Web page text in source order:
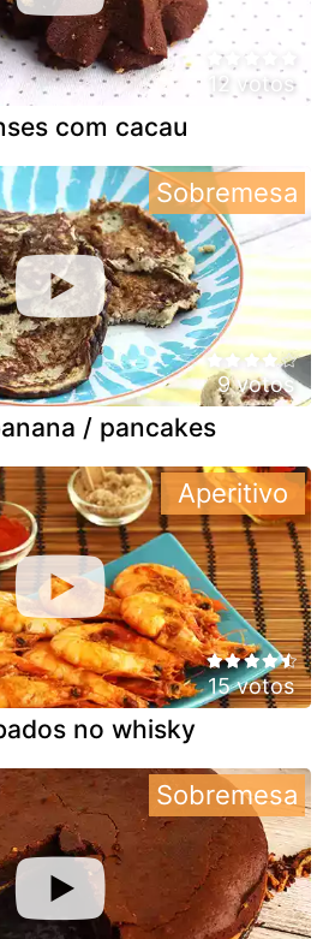
12 votos
com cacau
9 votos
/ pancakes
Sobremesa
15 votos
no whisky
Aperitivo
Sobremesa